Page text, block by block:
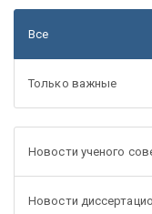
Все
Только важные
Новости ученого
Новости